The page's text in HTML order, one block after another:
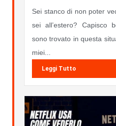
Sei stanco di non poter
sei all’estero? Capisco
sono trovato in questa
miei...
Leggi Tutto